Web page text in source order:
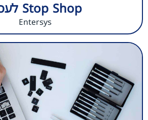
Stop Shop לעסק
Entersys